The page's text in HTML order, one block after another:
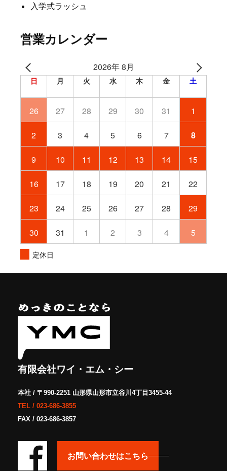
入学式ラッシュ
営業カレンダー
2026年 8月
日 月 火 水 木 金 土
26 27 28 29 30 31 1
2 3 4 5 6 7 8
9 10 11 12 13 14 15
16 17 18 19 20 21 22
23 24 25 26 27 28 29
30 31 1 2 3 4 5
定休日
有限会社ワイ・エム・シー
本社 / 〒990-2251 山形県山形市立谷川4丁目3455-44
TEL / 023-686-3855
FAX / 023-686-3857
お問い合わせはこちら